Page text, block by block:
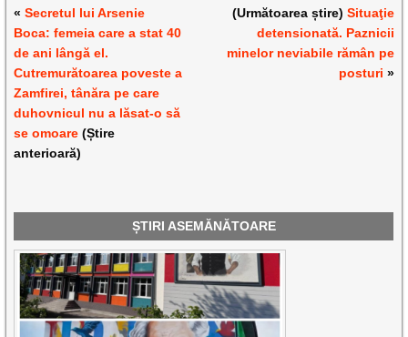
«Secretul lui Arsenie
Boca: femeia care a stat 40
de ani lângă el.
Cutremurătoarea poveste a
Zamfirei, tânăra pe care
duhovnicul nu a lăsat-o să
se omoare (Știre
anterioară)
(Următoarea știre) Situaţie
detensionată. Paznicii
minelor neviabile rămân pe
posturi »
ȘTIRI ASEMĂNĂTOARE